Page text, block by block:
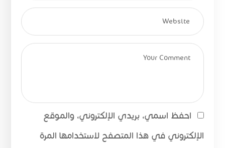
احفظ اسمي، بريدي الإلكتروني، والموقع
الإلكتروني في هذا المتصفح لاستخدامها المرة